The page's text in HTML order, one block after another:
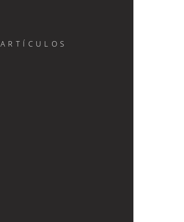
ARTÍCULOS